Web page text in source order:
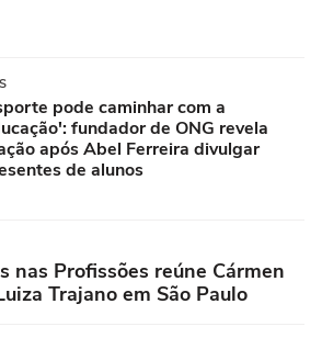
pode caminhar com a
fundador de ONG revela
após Abel Ferreira divulgar
de alunos
nas Profissões reúne Cármen
Trajano em São Paulo